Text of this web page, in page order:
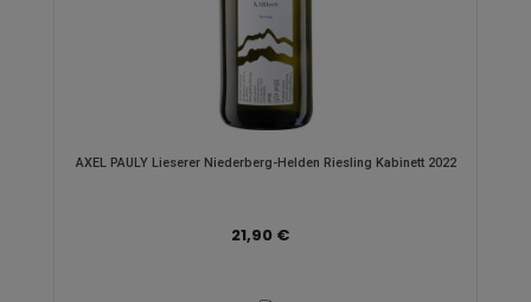
AXEL PAULY Lieserer Niederberg-Helden Riesling Kabinett 2022
21,90 €